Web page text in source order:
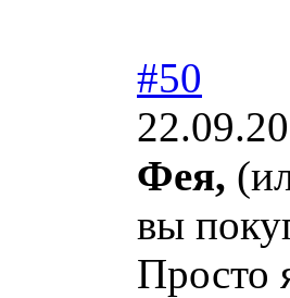
#50
Фея,
вы
Просто